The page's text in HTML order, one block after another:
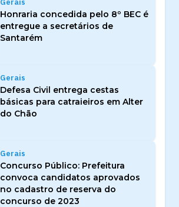
Honraria concedida pelo 8º BEC é
entregue a secretários de
Santarém
Gerais
Defesa Civil entrega cestas
básicas para catraieiros em Alter
do Chão
Gerais
Concurso Público: Prefeitura
convoca candidatos aprovados
no cadastro de reserva do
concurso de 2023